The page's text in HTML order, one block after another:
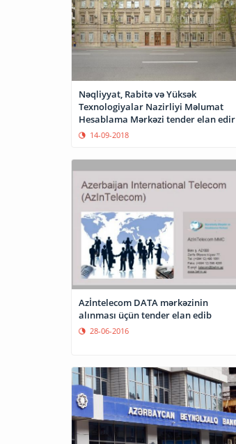
Nəqliyyat, Rabitə və Yüksək
Texnologiyalar Nazirliyi Məlumat
Hesablama Mərkəzi tender elan edir
14-09-2018
Azİntelecom DATA mərkəzinin
alınması üçün tender elan edib
28-06-2016